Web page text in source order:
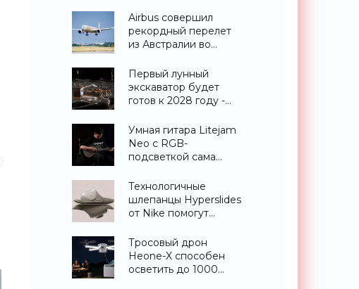
Airbus совершил
рекордный перелет
из Австралии во
«Техника»
Первый лунный
экскаватор будет
готов к 2028 году -
Умная гитара Litejam
Neo с RGB-
подсветкой сама
«Гаджеты»
Технологичные
шлепанцы Hyperslides
от Nike помогут
ноги после
тренировки -
«Гаджеты»
Тросовый дрон
Heone-X способен
осветить до 1000